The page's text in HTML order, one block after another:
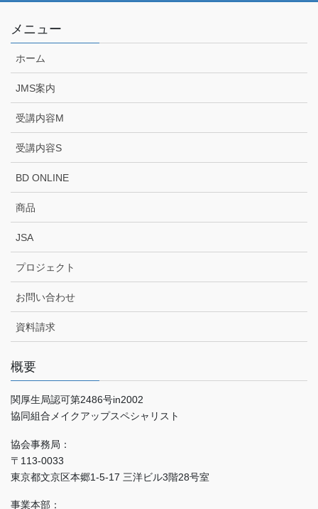
メニュー
ホーム
JMS案内
受講内容M
受講内容S
BD ONLINE
商品
JSA
プロジェクト
お問い合わせ
資料請求
概要
関厚生局認可第2486号in2002
協同組合メイクアップスペシャリスト
協会事務局：
〒113-0033
東京都文京区本郷1-5-17 三洋ビル3階28号室
事業本部：